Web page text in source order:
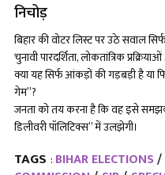
निचोड़
बिहार की वोटर लिस्ट पर उठे सवाल
चुनावी पारदर्शिता, लोकतांत्रिक
क्या यह सिर्फ आंकड़ों की गड़बड़ी है या
गेम”?
जनता को तय करना है कि वह इसे
डिलीवरी पॉलिटिक्स” में उलझेगी।
TAGS : BIHAR ELECTIONS